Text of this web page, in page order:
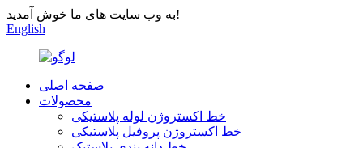
به وب سایت های ما خوش آمدید!
English
صفحه اصلی
محصولات
خط اکستروژن لوله پلاستیکی
خط اکستروژن پروفیل پلاستیکی